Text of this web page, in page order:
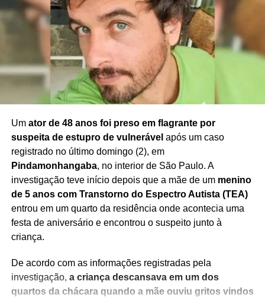
episódios, a participação dos suspeitos e as providências
que serão adotadas pelas autoridades responsáveis pelo
Redação Saiba+
Um ator de 48 anos foi preso em flagrante por
suspeita de estupro de vulnerável após um caso
registrado no último domingo (2), em
Pindamonhangaba, no interior de São Paulo. A
investigação teve início depois que a mãe de um menino
de 5 anos com Transtorno do Espectro Autista (TEA)
entrou em um quarto da residência onde acontecia uma
festa de aniversário e encontrou o suspeito junto à
criança.
De acordo com as informações registradas pela
investigação, a criança descansava em um dos
quartos da chácara quando a mãe ouviu gritos vindos